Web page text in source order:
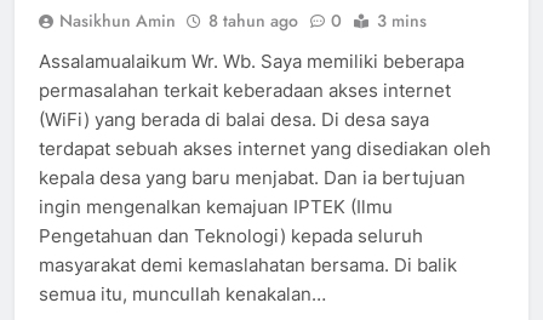
Nasikhun Amin 8 tahun ago 0 3 mins
Assalamualaikum Wr. Wb. Saya memiliki beberapa
permasalahan terkait keberadaan akses internet
(WiFi) yang berada di balai desa. Di desa saya
terdapat sebuah akses internet yang disediakan oleh
kepala desa yang baru menjabat. Dan ia bertujuan
ingin mengenalkan kemajuan IPTEK (Ilmu
Pengetahuan dan Teknologi) kepada seluruh
masyarakat demi kemaslahatan bersama. Di balik
semua itu, muncullah kenakalan…